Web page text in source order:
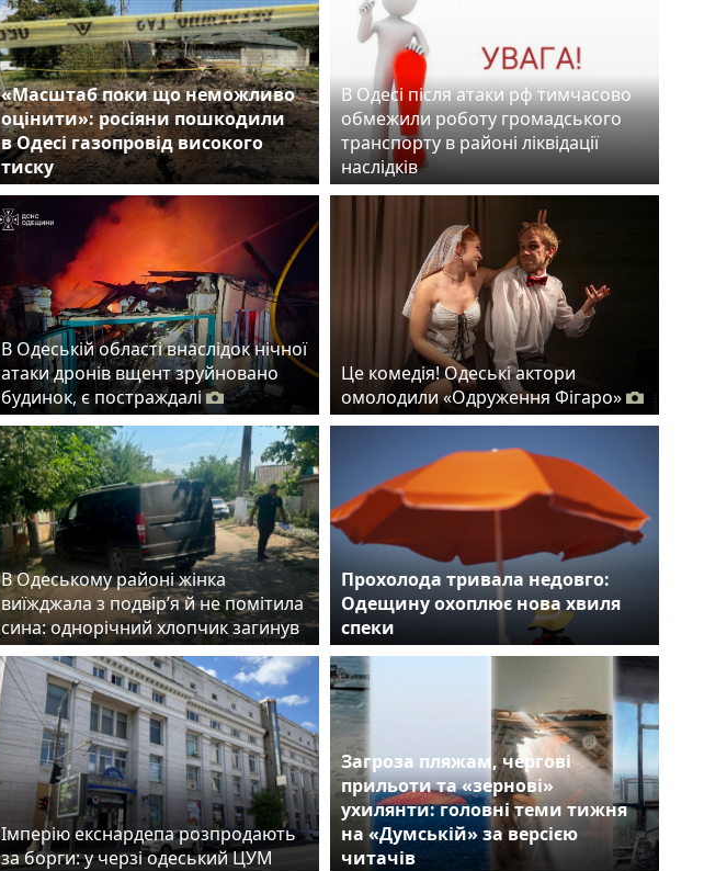
«Масштаб поки що неможливо
оцінити»: росіяни пошкодили
в Одесі газопровід високого
тиску
В Одесі після атаки рф тимчасово
обмежили роботу громадського
транспорту в районі ліквідації
наслідків
В Одеській області внаслідок нічної
атаки дронів вщент зруйновано
будинок, є постраждалі
Це комедія! Одеські актори
омолодили «Одруження Фігаро»
В Одеському районі жінка
виїжджала з подвір’я й не помітила
сина: однорічний хлопчик загинув
Прохолода тривала недовго:
Одещину охоплює нова хвиля
спеки
Імперію екснардепа розпродають
за борги: у черзі одеський ЦУМ
Загроза пляжам, чергові
прильоти та «зернові»
ухилянти: головні теми тижня
на «Думській» за версією
читачів